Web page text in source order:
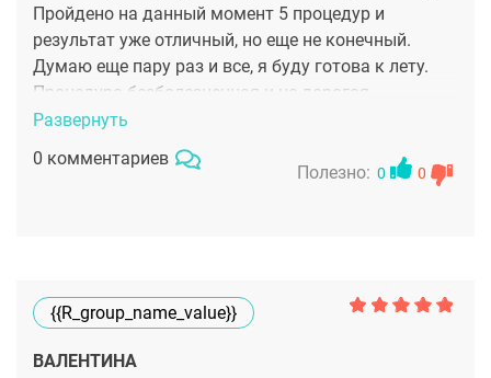
Пройдено на данный момент 5 процедур и
результат уже отличный, но еще не конечный.
Думаю еще пару раз и все, я буду готова к лету.
Процедура безболезненная и не дорогая.
Рекомендую сделать ее!
Развернуть
0 комментариев
Полезно: 0 0
{{r_group_name_value}}
ВАЛЕНТИНА